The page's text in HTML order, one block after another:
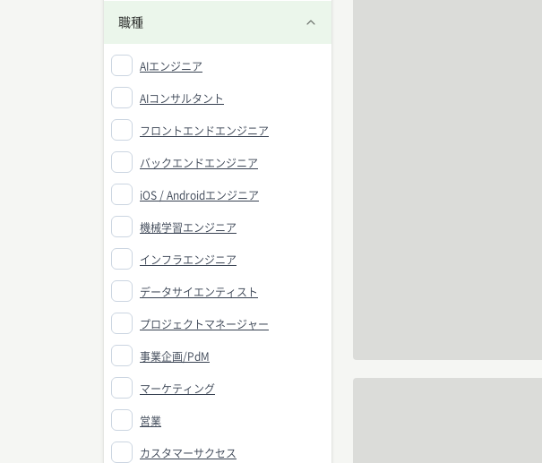
職種
AIエンジニア
AIコンサルタント
フロントエンドエンジニア
バックエンドエンジニア
iOS / Androidエンジニア
機械学習エンジニア
インフラエンジニア
データサイエンティスト
プロジェクトマネージャー
事業企画/PdM
マーケティング
営業
カスタマーサクセス